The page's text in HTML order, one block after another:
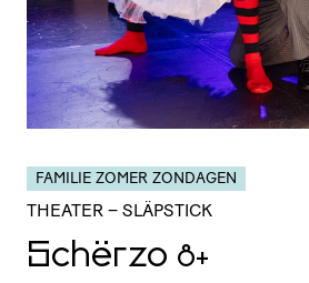
FAMILIE ZOMER ZONDAGEN
THEATER – SLÄPSTICK
Schërzo 8+